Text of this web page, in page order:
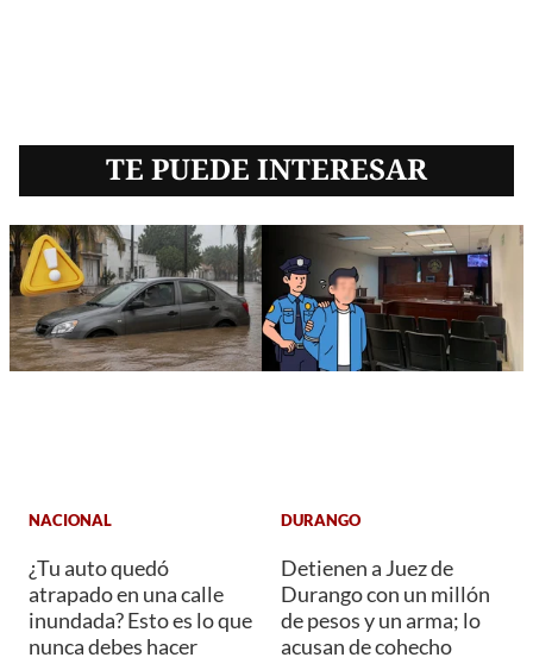
TE PUEDE INTERESAR
NACIONAL
¿Tu auto quedó
atrapado en una calle
inundada? Esto es lo que
nunca debes hacer
DURANGO
Detienen a Juez de
Durango con un millón
de pesos y un arma; lo
acusan de cohecho